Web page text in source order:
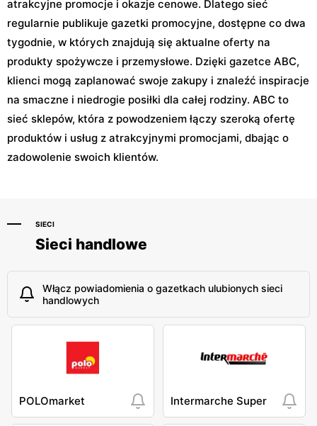
atrakcyjne promocje i okazje cenowe. Dlatego sieć
regularnie publikuje gazetki promocyjne, dostępne co dwa
tygodnie, w których znajdują się aktualne oferty na
produkty spożywcze i przemysłowe. Dzięki gazetce ABC,
klienci mogą zaplanować swoje zakupy i znaleźć inspiracje
na smaczne i niedrogie posiłki dla całej rodziny. ABC to
sieć sklepów, która z powodzeniem łączy szeroką ofertę
produktów i usług z atrakcyjnymi promocjami, dbając o
zadowolenie swoich klientów.
SIECI
Sieci handlowe
Włącz powiadomienia o gazetkach ulubionych sieci
handlowych
POLOmarket Intermarche Super